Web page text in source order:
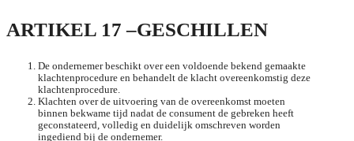
ARTIKEL 17 –GESCHILLEN
De ondernemer beschikt over een voldoende bekend gemaakte
klachtenprocedure en behandelt de klacht overeenkomstig deze
klachtenprocedure.
Klachten over de uitvoering van de overeenkomst moeten
binnen bekwame tijd nadat de consument de gebreken heeft
geconstateerd, volledig en duidelijk omschreven worden
ingediend bij de ondernemer.